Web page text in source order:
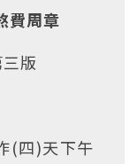
費周章
版
(四)天下午